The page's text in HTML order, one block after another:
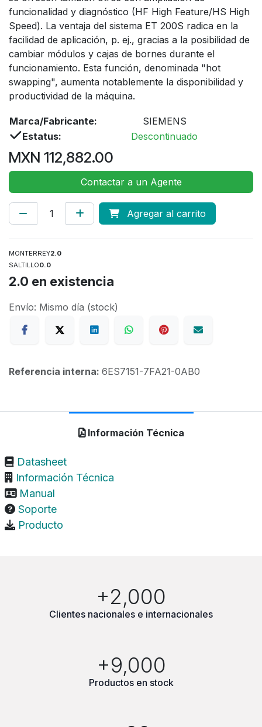
funcionalidad y diagnóstico (HF High Feature/HS High
Speed). La ventaja del sistema ET 200S radica en la
facilidad de aplicación, p. ej., gracias a la posibilidad de
cambiar módulos y cajas de bornes durante el
funcionamiento. Esta función, denominada "hot
swapping", aumenta notablemente la disponibilidad y
productividad de la máquina.
Marca/Fabricante:
SIEMENS
Estatus:
Descontinuado
MXN 112,882.00
Contactar a un Agente
Agregar al carrito
MONTERREY2.0
SALTILLO0.0
2.0 en existencia
Envío: Mismo día (stock)
Referencia interna: 6ES7151-7FA21-0AB0
Información Técnica
Datasheet
Información Técnica
Manual
Soporte
Producto
+2,000
Clientes nacionales e internacionales
+9,000
Productos en stock